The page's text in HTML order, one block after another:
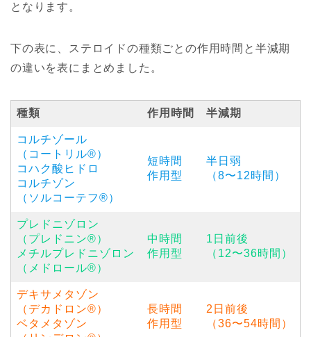
となります。
下の表に、ステロイドの種類ごとの作用時間と半減期
の違いを表にまとめました。
種類 作用時間 半減期
コルチゾール
（コートリル®︎）
コハク酸ヒドロ
コルチゾン
（ソルコーテフ®︎）
短時間
作用型
半日弱
（8〜12時間）
プレドニゾロン
（プレドニン®︎）
メチルプレドニゾロン
（メドロール®︎）
中時間
作用型
1日前後
（12〜36時間）
デキサメタゾン
（デカドロン®︎）
ベタメタゾン
長時間
作用型
2日前後
（36〜54時間）